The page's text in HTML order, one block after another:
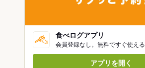
食べログアプリ
会員登録なし。無料ですぐ使える
アプリを開く